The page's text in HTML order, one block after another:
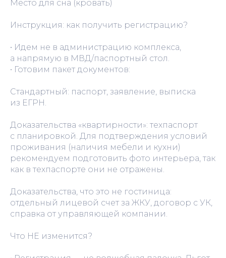
Место для сна (кровать)
Инструкция: как получить регистрацию?
• Идем не в администрацию комплекса,
а напрямую в МВД/паспортный стол.
• Готовим пакет документов:
Стандартный: паспорт, заявление, выписка
из ЕГРН.
Доказательства «квартирности»: техпаспорт
с планировкой. Для подтверждения условий
проживания (наличия мебели и кухни)
рекомендуем подготовить фото интерьера, так
как в техпаспорте они не отражены.
Доказательства, что это не гостиница:
отдельный лицевой счет за ЖКУ, договор с УК,
справка от управляющей компании.
Что НЕ изменится?